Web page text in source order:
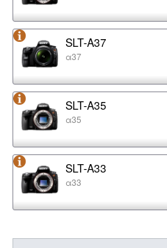
SLT-A37
α37
SLT-A35
α35
SLT-A33
α33